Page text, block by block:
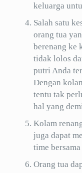
keluarga
Salah satu
orang tua
berenang ke
tidak lolos
putri Anda
Dengan
tentu tak
hal yang
Kolam
juga dapat
time
Orang tua